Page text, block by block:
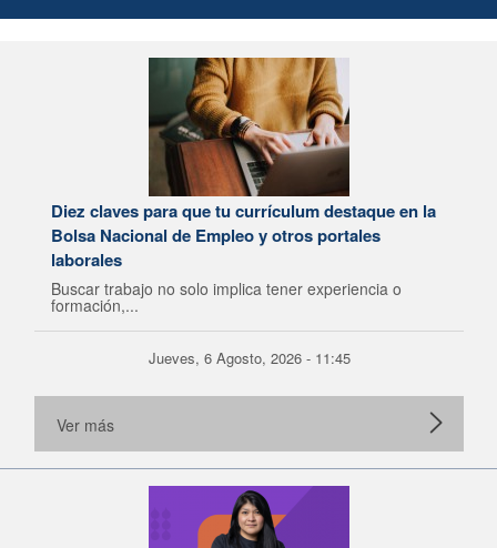
Diez claves para que tu currículum destaque en la
Bolsa Nacional de Empleo y otros portales
laborales
Buscar trabajo no solo implica tener experiencia o
formación,...
Jueves, 6 Agosto, 2026 - 11:45
Ver más